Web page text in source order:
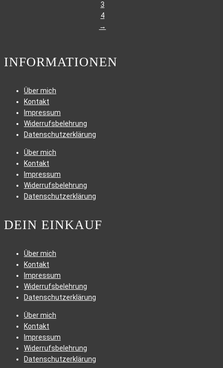
können
Produktseite
gewählt
werden
3
4
→
INFORMATIONEN
Über mich
Kontakt
Impressum
Widerrufsbelehrung
Datenschutzerklärung
Über mich
Kontakt
Impressum
Widerrufsbelehrung
Datenschutzerklärung
DEIN EINKAUF
Über mich
Kontakt
Impressum
Widerrufsbelehrung
Datenschutzerklärung
Über mich
Kontakt
Impressum
Widerrufsbelehrung
Datenschutzerklärung